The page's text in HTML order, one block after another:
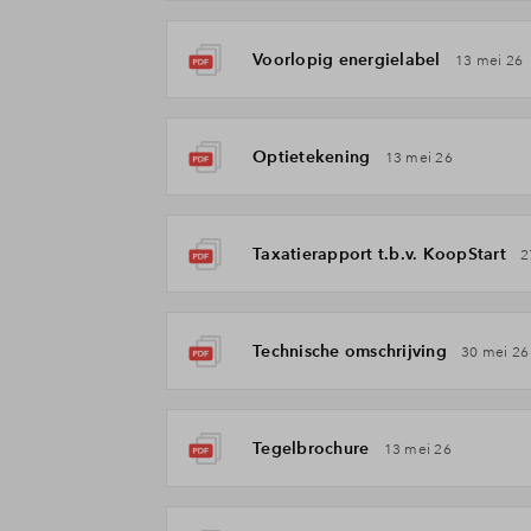
Voorlopig energielabel 13 mei 26
Optietekening 13 mei 26
Taxatierapport t.b.v. KoopStart
Technische omschrijving 30 mei 26
Tegelbrochure 13 mei 26